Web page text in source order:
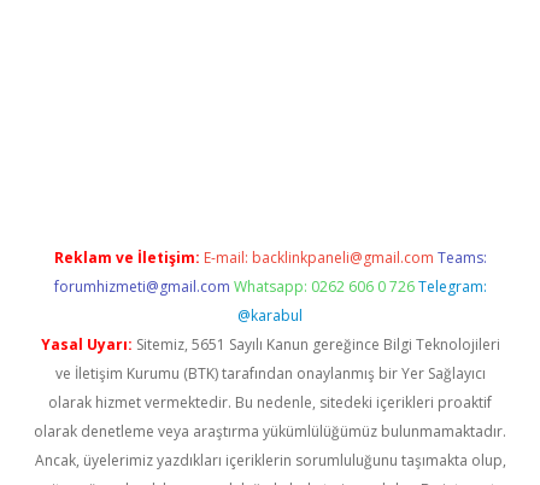
Reklam ve İletişim: E-mail: backlinkpaneli@gmail.com Teams:
forumhizmeti@gmail.com Whatsapp: 0262 606 0 726 Telegram:
@karabul
Yasal Uyarı: Sitemiz, 5651 Sayılı Kanun gereğince Bilgi Teknolojileri
ve İletişim Kurumu (BTK) tarafından onaylanmış bir Yer Sağlayıcı
olarak hizmet vermektedir. Bu nedenle, sitedeki içerikleri proaktif
olarak denetleme veya araştırma yükümlülüğümüz bulunmamaktadır.
Ancak, üyelerimiz yazdıkları içeriklerin sorumluluğunu taşımakta olup,